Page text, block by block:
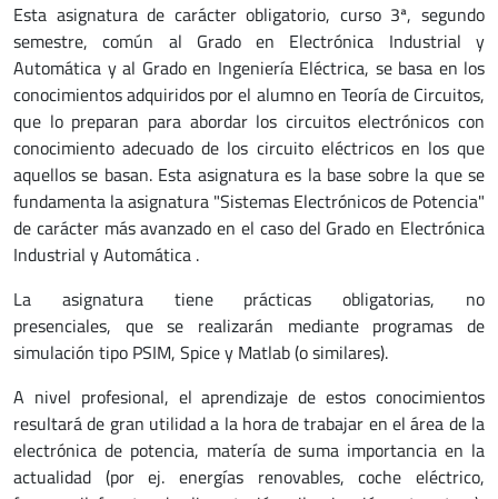
Esta asignatura de carácter obligatorio, curso 3ª, segundo
semestre, común al Grado en Electrónica Industrial y
Automática y al Grado en Ingeniería Eléctrica, se basa en los
conocimientos adquiridos por el alumno en Teoría de Circuitos,
que lo preparan para abordar los circuitos electrónicos con
conocimiento adecuado de los circuito eléctricos en los que
aquellos se basan. Esta asignatura es la base sobre la que se
fundamenta la asignatura "Sistemas Electrónicos de Potencia"
de carácter más avanzado en el caso del Grado en Electrónica
Industrial y Automática .
La asignatura tiene prácticas obligatorias, no
presenciales, que se realizarán mediante programas de
simulación tipo PSIM, Spice y Matlab (o similares).
A nivel profesional, el aprendizaje de estos conocimientos
resultará de gran utilidad a la hora de trabajar en el área de la
electrónica de potencia, matería de suma importancia en la
actualidad (por ej. energías renovables, coche eléctrico,